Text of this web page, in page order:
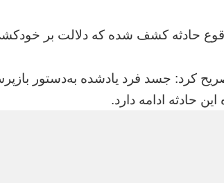
حادثه کشف شده که دلالت بر
کرد: جسد فرد یادشده به‌دستور
حادثه ادامه دارد.